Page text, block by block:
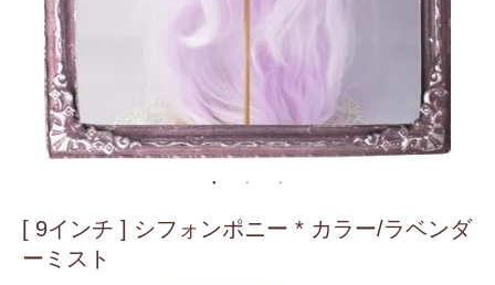
[ 9インチ ] シフォンポニー * カラー/ラベンダ
ーミスト